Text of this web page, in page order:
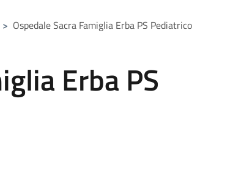
> Ospedale Sacra Famiglia Erba PS Pediatrico
Erba PS